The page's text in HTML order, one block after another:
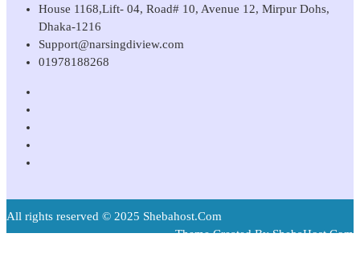
House 1168,Lift- 04, Road# 10, Avenue 12, Mirpur Dohs,
Dhaka-1216
Support@narsingdiview.com
01978188268
All rights reserved © 2025 Shebahost.Com
Theme Created By ShebaHost.Com